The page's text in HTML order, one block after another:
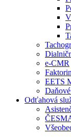
e-CMR
EETS
Odťahová